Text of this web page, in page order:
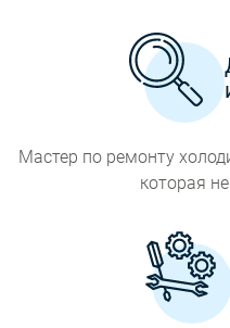
Мастер по ремонту
которая